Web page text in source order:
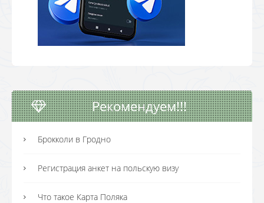
Рекомендуем!!!
Брокколи в Гродно
Регистрация анкет на польскую визу
Что такое Карта Поляка